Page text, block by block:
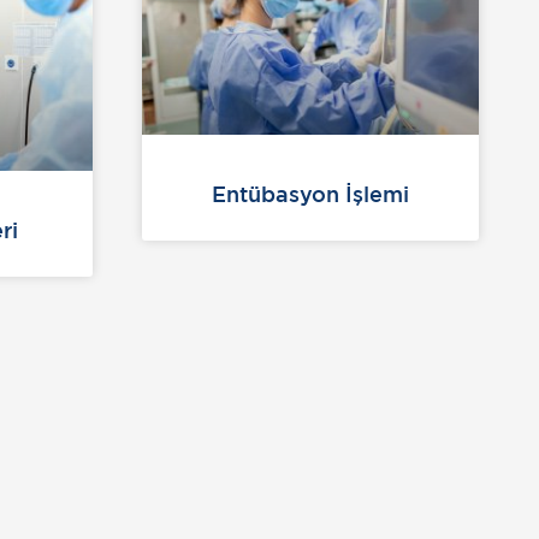
Entübasyon İşlemi